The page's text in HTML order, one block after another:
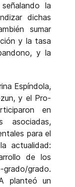
la
dichas
sumar
y la tasa
y la
Espíndola,
y el Pro-
en
asociadas,
para el
actualidad:
de los
grado.
planteó un